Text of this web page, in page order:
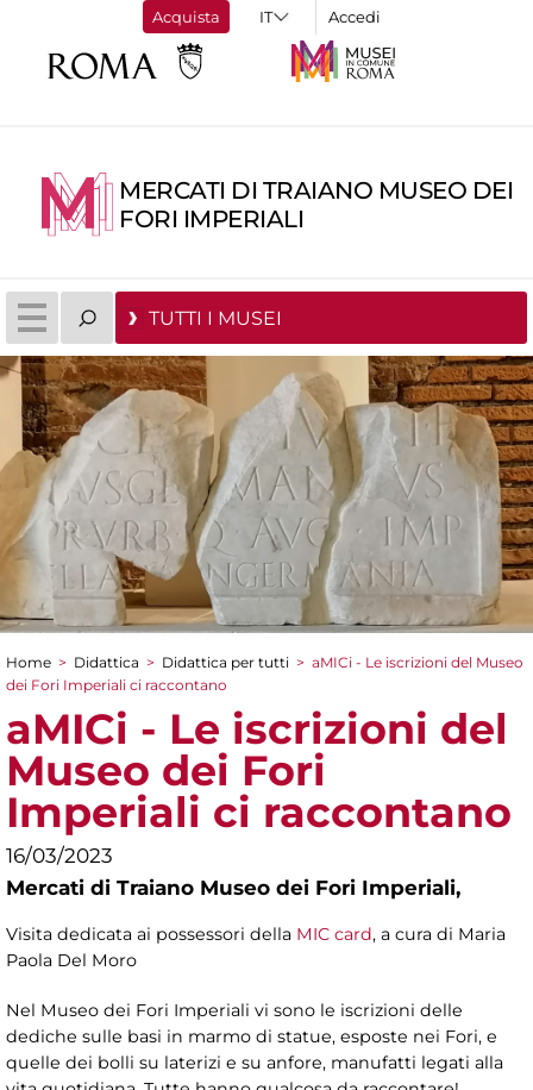
Acquista Accedi
MERCATI DI TRAIANO MUSEO DEI
FORI IMPERIALI
TUTTI I MUSEI
Tu sei qui
Home > Didattica > Didattica per tutti > aMICi - Le iscrizioni del Museo
dei Fori Imperiali ci raccontano
aMICi - Le iscrizioni del
Museo dei Fori
Imperiali ci raccontano
16/03/2023
Mercati di Traiano Museo dei Fori Imperiali,
Visita dedicata ai possessori della MIC card, a cura di Maria
Paola Del Moro
Nel Museo dei Fori Imperiali vi sono le iscrizioni delle
dediche sulle basi in marmo di statue, esposte nei Fori, e
quelle dei bolli su laterizi e su anfore, manufatti legati alla